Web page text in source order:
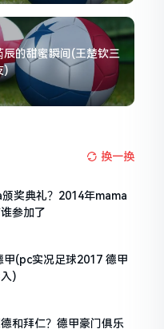
辰的甜蜜瞬间(王楚钦三
)
换一换
奖典礼？2014年mama
参加了
甲(pc实况足球2017 德甲
)
和拜仁？德甲豪门俱乐